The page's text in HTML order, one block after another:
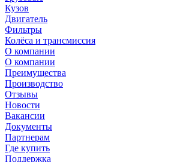
Кузов
Двигатель
Фильтры
Колёса и трансмиссия
О компании
О компании
Преимущества
Производство
Отзывы
Новости
Вакансии
Документы
Партнерам
Где купить
Поддержка